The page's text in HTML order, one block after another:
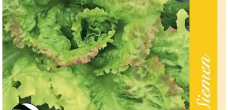
Jäävuorisalaatti, isot ja maukkaat salaatinkerät, kestää pitkää
säilytystä viileässä. Sato korjataan, kun kerä on tiivis.
Ominaisuudet
Oletko tyytyväinen tuotetietoihin?